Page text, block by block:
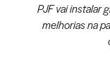
PJF vai instalar
melhorias na